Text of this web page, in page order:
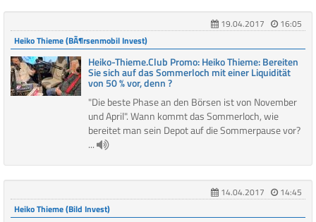
19.04.2017
16:05
Heiko Thieme (BÃ¶rsenmobil Invest)
Heiko-Thieme.Club Promo: Heiko Thieme: Bereiten
Sie sich auf das Sommerloch mit einer Liquidität
von 50 % vor, denn ?
"Die beste Phase an den Börsen ist von November
und April". Wann kommt das Sommerloch, wie
bereitet man sein Depot auf die Sommerpause vor?
...
14.04.2017
14:45
Heiko Thieme (Bild Invest)